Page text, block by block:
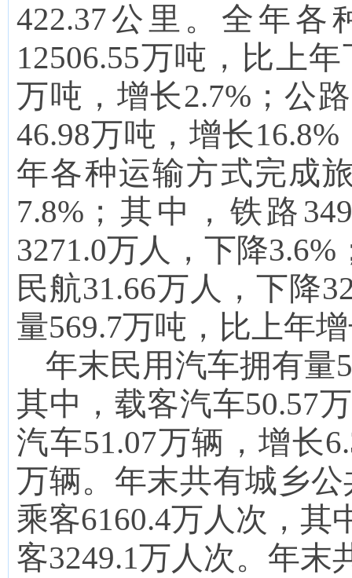
422.37公里 。 全年各
12506.55万吨，比上年
万吨，增长2.7%；公路
46.98万吨，增长16.8%
年各种运输方式完成
7.8% ； 其中 ， 铁路
3271.0万人， 下降3.6%
民航31.66万人， 下降
量569.7万吨，比上年
年末民用汽车拥有量
其中 ， 载客汽车50.57
汽车51.07万辆，增长
万辆。年末共有城乡
乘客6160.4万人次，其
客3249.1万人次。年末